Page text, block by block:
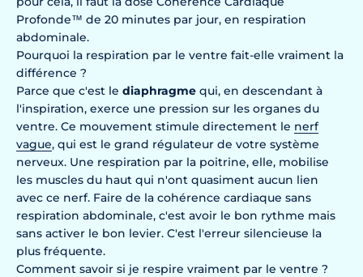
Profonde™ de 20 minutes par jour, en respiration
abdominale.
Pourquoi la respiration par le ventre fait-elle vraiment la
différence ?
Parce que c'est le diaphragme qui, en descendant à
l'inspiration, exerce une pression sur les organes du
ventre. Ce mouvement stimule directement le nerf
vague, qui est le grand régulateur de votre système
nerveux. Une respiration par la poitrine, elle, mobilise
les muscles du haut qui n'ont quasiment aucun lien
avec ce nerf. Faire de la cohérence cardiaque sans
respiration abdominale, c'est avoir le bon rythme mais
sans activer le bon levier. C'est l'erreur silencieuse la
plus fréquente.
Comment savoir si je respire vraiment par le ventre ?